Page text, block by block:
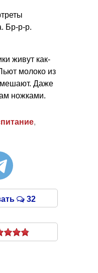
Бр-р-р.
живут как-
молоко из
Даже
ножками.
,
32